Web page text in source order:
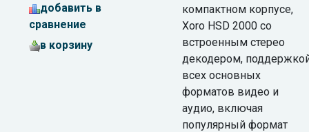
добавить в
сравнение
в корзину
компактном корпусе,
Xoro HSD 2000 со
встроенным стерео
декодером,
всех основных
форматов видео и
аудио, включая
популярный формат